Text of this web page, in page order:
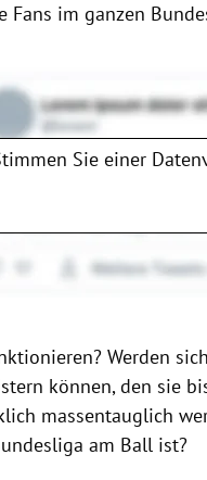
Fans im ganzen
Sie einer
Werden
können, den sie
massentauglich
am Ball ist?